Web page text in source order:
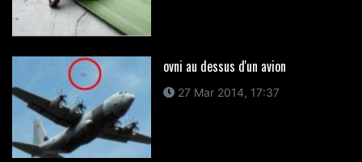
ovni au dessus d'un avion
27 Mar 2014, 17:37